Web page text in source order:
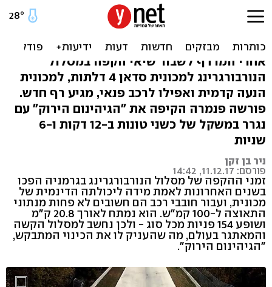
צפו: סביב הגיהינום הירוק עם
אחרי המרדף לשבור שיאי הקפה במסלול
הנורבורגרינג למכונית סדאן 4 דלתות, למכונית
הנעה קדמית ואפילו לרכב פנאי, מגיע רף חדש.
פורשה פנמרה הקיפה את "הגיהינום הירוק" עם
נגרר במשקל של כשני טונות ב-12 דקות ו-6
שניות
ניר בן זקן
פורסם: 11.12.17, 14:42
זמני ההקפה של מסלול הנורבורגרינג בגרמניה הפכו
בשנים האחרונות לאמת מידה ליכולתה הדינמית של
מכונית, ועבור חובבי רכב הם חשובים לא פחות מנתוני
התאוצה ל-100 קמ"ש. הוא נמתח לאורך 20.8 ק"מ
ושופע 154 פניות מכל סוג - ולכן נחשב למסלול הקשה
והמאתגר בעולם, מה שהעניק לו את הכינוי המתבקש,
"הגיהינום הירוק".